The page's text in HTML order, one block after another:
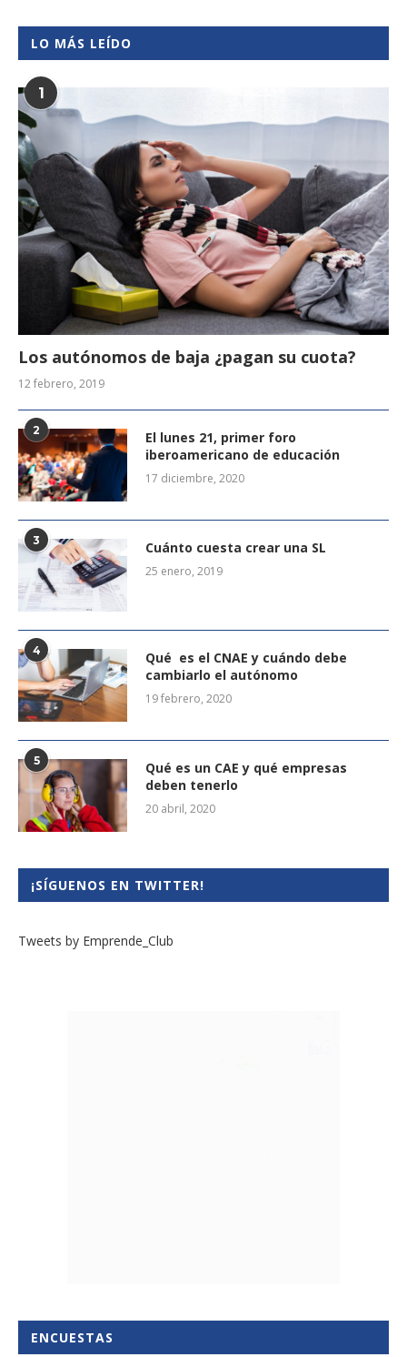
LO MÁS LEÍDO
1
Los autónomos de baja ¿pagan su cuota?
12 febrero, 2019
2
El lunes 21, primer foro
iberoamericano de educación
17 diciembre, 2020
3 Cuánto cuesta crear una SL
25 enero, 2019
4
Qué es el CNAE y cuándo debe
cambiarlo el autónomo
19 febrero, 2020
5
Qué es un CAE y qué empresas
deben tenerlo
20 abril, 2020
¡SÍGUENOS EN TWITTER!
Tweets by Emprende_Club
ENCUESTAS